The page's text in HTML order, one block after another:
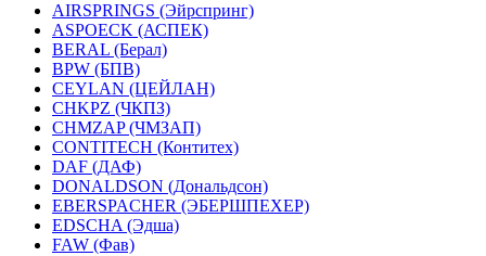
AIRSPRINGS (Эйрспринг)
ASPOECK (АСПЕК)
BERAL (Берал)
BPW (БПВ)
CEYLAN (ЦЕЙЛАН)
CHKPZ (ЧКПЗ)
CHMZAP (ЧМЗАП)
CONTITECH (Контитех)
DAF (ДАФ)
DONALDSON (Дональдсон)
EBERSPACHER (ЭБЕРШПЕХЕР)
EDSCHA (Эдша)
FAW (Фав)